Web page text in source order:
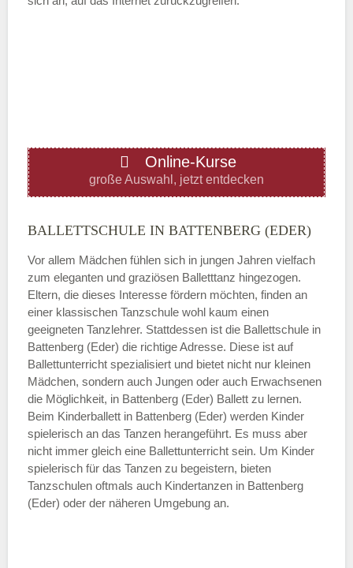
Donnerstag
—
ÖFFNUNGSZEITEN HINZUFÜGEN
Freitag
—
ÖFFNUNGSZEITEN HINZUFÜGEN
Samstag
—
Online-Kurse
große Auswahl, jetzt entdecken
BALLETTSCHULE IN BATTENBERG (EDER)
Vor allem Mädchen fühlen sich in jungen Jahren vielfach
zum eleganten und graziösen Balletttanz hingezogen.
Eltern, die dieses Interesse fördern möchten, finden an
einer klassischen Tanzschule wohl kaum einen
geeigneten Tanzlehrer. Stattdessen ist die Ballettschule in
Battenberg (Eder) die richtige Adresse. Diese ist auf
Ballettunterricht spezialisiert und bietet nicht nur kleinen
Mädchen, sondern auch Jungen oder auch Erwachsenen
die Möglichkeit, in Battenberg (Eder) Ballett zu lernen.
Beim Kinderballett in Battenberg (Eder) werden Kinder
spielerisch an das Tanzen herangeführt. Es muss aber
nicht immer gleich eine Ballettunterricht sein. Um Kinder
spielerisch für das Tanzen zu begeistern, bieten
Tanzschulen oftmals auch Kindertanzen in Battenberg
(Eder) oder der näheren Umgebung an.